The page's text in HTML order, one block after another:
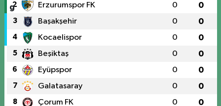
2 Erzurumspor FK 0 0
3 Başakşehir 0 0
4 Kocaelispor 0 0
5 Beşiktaş 0 0
6 Eyüpspor 0 0
7 Galatasaray 0 0
8 Çorum FK 0 0